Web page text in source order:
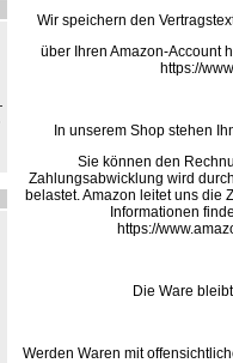
Wir speichern den
über Ihren Amazon-Account
https://
In unserem Shop stehen
Sie können den
Zahlungsabwicklung wird
belastet. Amazon leitet uns die
Informationen
https://
Die Ware
Werden Waren mit